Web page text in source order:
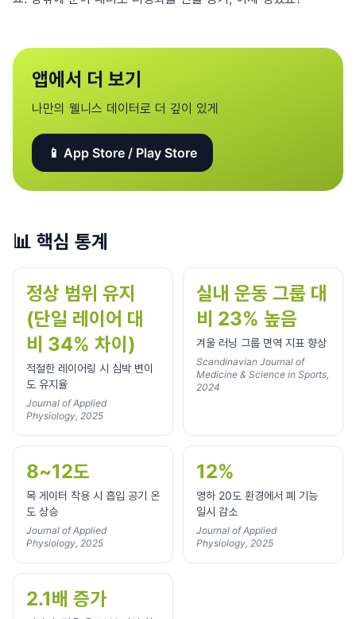
앱에서 더 보기
나만의 웰니스 데이터로 더 깊이 있게
📱 App Store / Play Store
📊 핵심 통계
정상 범위 유지
(단일 레이어 대
비 34% 차이)
적절한 레이어링 시 심박 변이
도 유지율
Journal of Applied
Physiology, 2025
실내 운동 그룹 대
비 23% 높음
겨울 러닝 그룹 면역 지표 향상
Scandinavian Journal of
Medicine & Science in Sports,
2024
8~12도
목 게이터 착용 시 흡입 공기 온
도 상승
Journal of Applied
Physiology, 2025
12%
영하 20도 환경에서 폐 기능
일시 감소
Journal of Applied
Physiology, 2025
2.1배 증가